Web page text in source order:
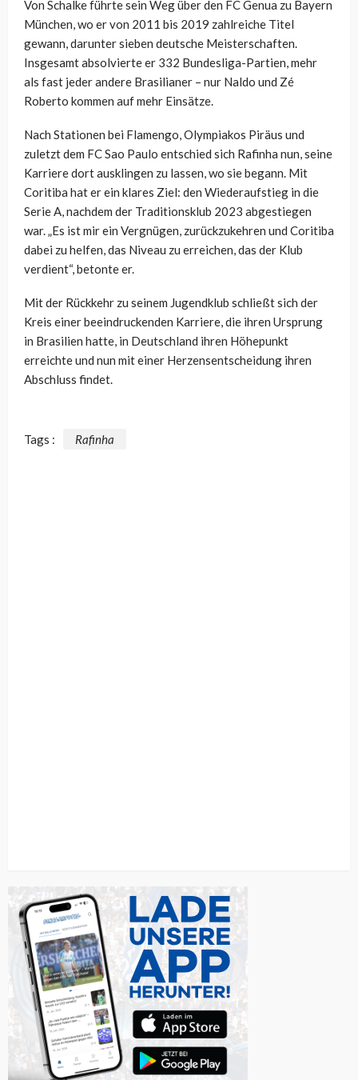
Von Schalke führte sein Weg über den FC Genua zu Bayern
München, wo er von 2011 bis 2019 zahlreiche Titel
gewann, darunter sieben deutsche Meisterschaften.
Insgesamt absolvierte er 332 Bundesliga-Partien, mehr
als fast jeder andere Brasilianer – nur Naldo und Zé
Roberto kommen auf mehr Einsätze.
Nach Stationen bei Flamengo, Olympiakos Piräus und
zuletzt dem FC Sao Paulo entschied sich Rafinha nun, seine
Karriere dort ausklingen zu lassen, wo sie begann. Mit
Coritiba hat er ein klares Ziel: den Wiederaufstieg in die
Serie A, nachdem der Traditionsklub 2023 abgestiegen
war. „Es ist mir ein Vergnügen, zurückzukehren und Coritiba
dabei zu helfen, das Niveau zu erreichen, das der Klub
verdient“, betonte er.
Mit der Rückkehr zu seinem Jugendklub schließt sich der
Kreis einer beeindruckenden Karriere, die ihren Ursprung
in Brasilien hatte, in Deutschland ihren Höhepunkt
erreichte und nun mit einer Herzensentscheidung ihren
Abschluss findet.
Tags : Rafinha